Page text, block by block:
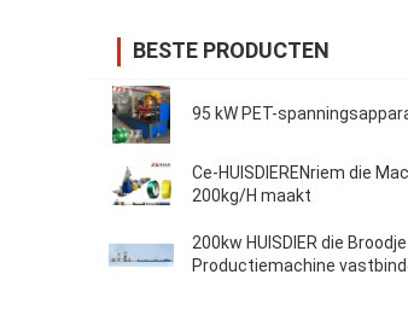
BESTE PRODUCTEN
95 kW PET-
Ce-HUISDIERENriem die
200kg/H maakt
200kw HUISDIER die Broodje
Productiemachine